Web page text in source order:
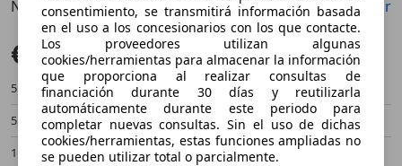
Anterior
New Vantage V12 Roadster -Onyx Black-
Guardar Compartir
€ 369.888
5.100 km
05/2023
515 kW (700 CV)
Ocasión
1 Propietario
Automático
consentimiento, se transmitirá información basada
en el uso a los concesionarios con los que contacte.
Los proveedores utilizan algunas
cookies/herramientas para almacenar la información
que proporciona al realizar consultas de
financiación durante 30 días y reutilizarla
automáticamente durante este periodo para
completar nuevas consultas. Sin el uso de dichas
cookies/herramientas, estas funciones ampliadas no
se pueden utilizar total o parcialmente.